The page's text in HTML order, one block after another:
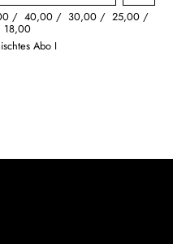
40,00 30,00 25,00
18,00
Abo I